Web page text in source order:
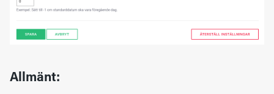
Allmänt: